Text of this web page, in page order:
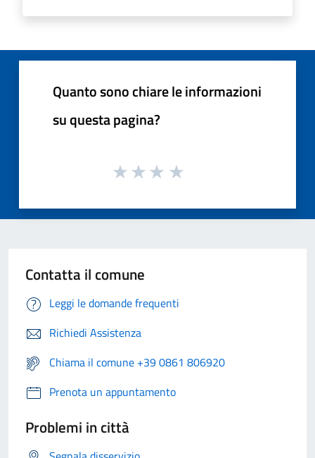
Quanto sono chiare le informazioni
su questa pagina?
Contatta il comune
Leggi le domande frequenti
Richiedi Assistenza
Chiama il comune +39 0861 806920
Prenota un appuntamento
Problemi in città